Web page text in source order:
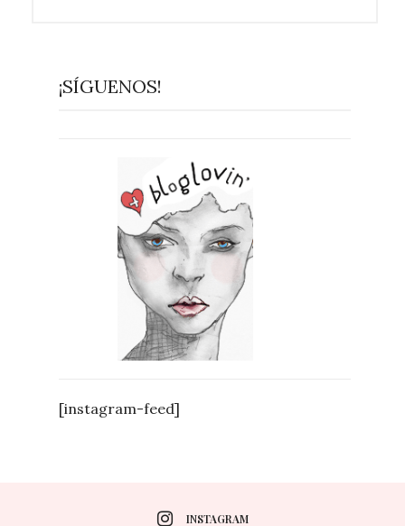
¡SÍGUENOS!
[instagram-feed]
INSTAGRAM